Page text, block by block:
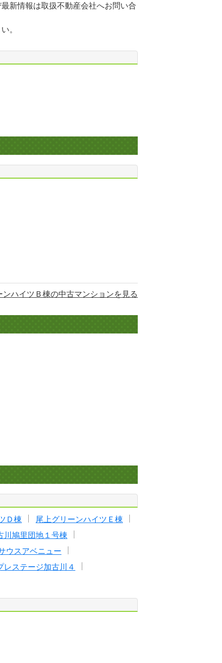
新情報は取扱不動産会社へお問い合
。
ンハイツＢ棟の中古マンションを見る
Ｄ棟
尾上グリーンハイツＥ棟
川鳩里団地１号棟
ウスアベニュー
レステージ加古川４